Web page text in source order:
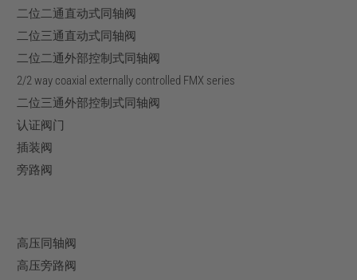
二位二通直动式同轴阀
二位三通直动式同轴阀
二位二通外部控制式同轴阀
2/2 way coaxial externally controlled FMX series
二位三通外部控制式同轴阀
认证阀门
插装阀
旁路阀
高压同轴阀
高压旁路阀